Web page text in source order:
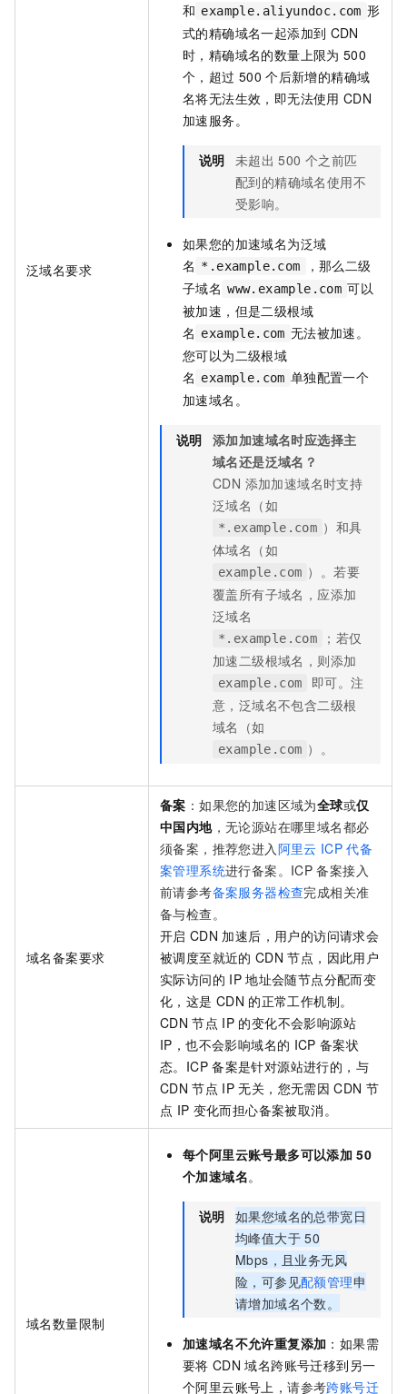
泛域名要求
和 example.aliyundoc.com 形
式的精确域名一起添加到 CDN
时，精确域名的数量上限为 500
个，超过 500 个后新增的精确域
名将无法生效，即无法使用 CDN
加速服务。
说明 未超出 500 个之前匹
配到的精确域名使用不
受影响。
如果您的加速域名为泛域
名 *.example.com
，那么二级
子域名 www.example.com 可以
被加速，但是二级根域
名 example.com 无法被加速。
您可以为二级根域
名 example.com 单独配置一个
加速域名。
说明 添加加速域名时应选择主
域名还是泛域名？
CDN 添加加速域名时支持
泛域名（如
*.example.com ）和具
体域名（如
example.com ）。若要
覆盖所有子域名，应添加
泛域名
*.example.com
；若仅
加速二级根域名，则添加
example.com
即可。注
意，泛域名不包含二级根
域名（如
example.com ）。
域名备案要求
备案 ：如果您的加速区域为全球或仅
中国内地，无论源站在哪里域名都必
须备案，推荐您进入阿里云 ICP 代备
案管理系统进行备案。ICP 备案接入
前请参考备案服务器检查完成相关准
备与检查。
开启 CDN 加速后，用户的访问请求会
被调度至就近的 CDN 节点，因此用户
实际访问的 IP 地址会随节点分配而变
化，这是 CDN 的正常工作机制。
CDN 节点 IP 的变化不会影响源站
IP，也不会影响域名的 ICP 备案状
态。ICP 备案是针对源站进行的，与
CDN 节点 IP 无关，您无需因 CDN 节
点 IP 变化而担心备案被取消。
域名数量限制
每个阿里云账号最多可以添加 50
个加速域名。
说明 如果您域名的总带宽日
均峰值大于 50
Mbps，且业务无风
险，可参见配额管理申
请增加域名个数。
加速域名不允许重复添加 ：如果需
要将 CDN 域名跨账号迁移到另一
个阿里云账号上，请参考跨账号迁